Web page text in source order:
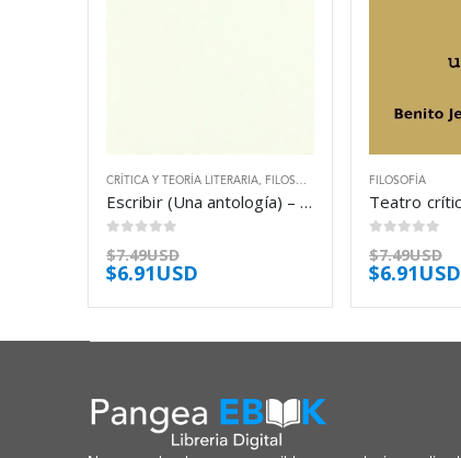
CRÍTICA Y TEORÍA LITERARIA FILOSOFÍA
Escribir (Una antología) – Henry David Thoreau
$7.49USD
$6.91USD
FILOSOFÍA
$7.49USD
$6.91USD